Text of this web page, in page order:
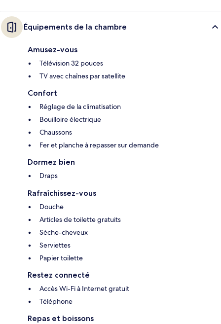
Équipements de la chambre
Amusez-vous
Télévision 32 pouces
TV avec chaînes par satellite
Confort
Réglage de la climatisation
Bouilloire électrique
Chaussons
Fer et planche à repasser sur demande
Dormez bien
Draps
Rafraîchissez-vous
Douche
Articles de toilette gratuits
Sèche-cheveux
Serviettes
Papier toilette
Restez connecté
Accès Wi-Fi à Internet gratuit
Téléphone
Repas et boissons